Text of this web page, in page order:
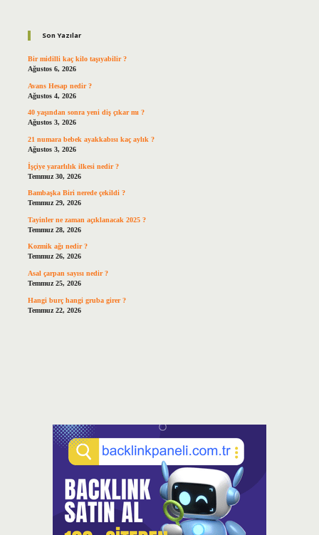
Son Yazılar
Bir midilli kaç kilo taşıyabilir ?
Ağustos 6, 2026
Avans Hesap nedir ?
Ağustos 4, 2026
40 yaşından sonra yeni diş çıkar mı ?
Ağustos 3, 2026
21 numara bebek ayakkabısı kaç aylık ?
Ağustos 3, 2026
İşçiye yararlılık ilkesi nedir ?
Temmuz 30, 2026
Bambaşka Biri nerede çekildi ?
Temmuz 29, 2026
Tayinler ne zaman açıklanacak 2025 ?
Temmuz 28, 2026
Kozmik ağı nedir ?
Temmuz 26, 2026
Asal çarpan sayısı nedir ?
Temmuz 25, 2026
Hangi burç hangi gruba girer ?
Temmuz 22, 2026